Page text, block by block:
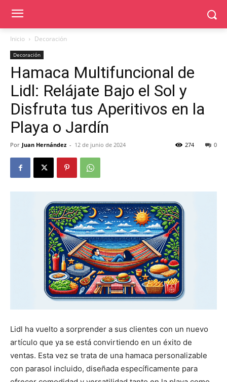
Inicio Decoración
Decoración
Hamaca Multifuncional de
Lidl: Relájate Bajo el Sol y
Disfruta tus Aperitivos en la
Playa o Jardín
Por Juan Hernández - 12 de junio de 2024 0
274
Lidl ha vuelto a sorprender a sus clientes con un nuevo
artículo que ya se está convirtiendo en un éxito de
ventas. Esta vez se trata de una hamaca personalizable
con parasol incluido, diseñada específicamente para